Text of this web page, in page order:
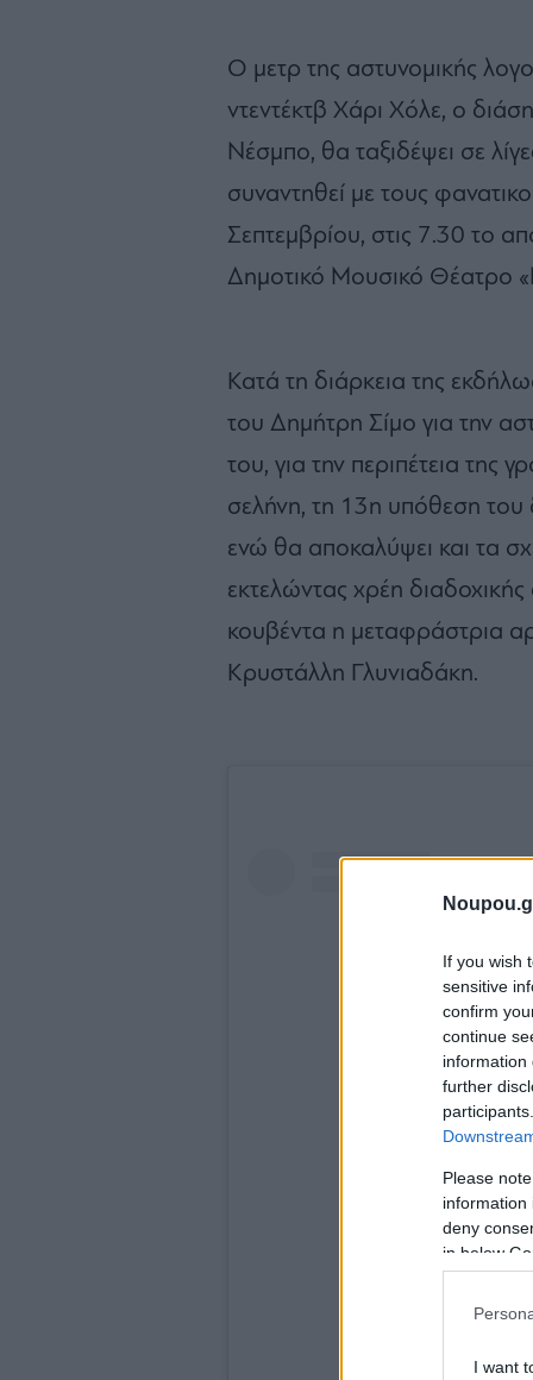
If you wish
sensitive
confirm
continue
information
further
Please
information
deny
in below
I want
Ο μετρ της αστυνομικής
ντεντέκτβ Χάρι Χόλε, ο
Νέσμπο, θα ταξιδέψει σε
συναντηθεί με τους
Σεπτεμβρίου, στις 7.30 το
Δημοτικό Μουσικό Θέατρο
Κατά τη διάρκεια της
του Δημήτρη Σίμο για την
του, για την περιπέτεια της
σελήνη, τη 13η υπόθεση
ενώ θα αποκαλύψει και τα
εκτελώντας χρέη διαδοχικής
κουβέντα η μεταφράστρια
Κρυστάλλη Γλυνιαδάκη.
Δείτε αυτή τη